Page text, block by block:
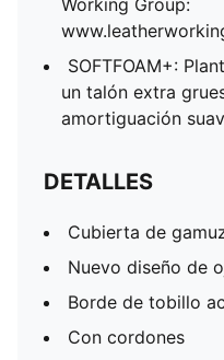
Working Group:
SOFTFOAM+:
un talón extra
amortiguación
DETALLES
Cubierta de
Nuevo diseño de
Borde de tobillo
Con cordones